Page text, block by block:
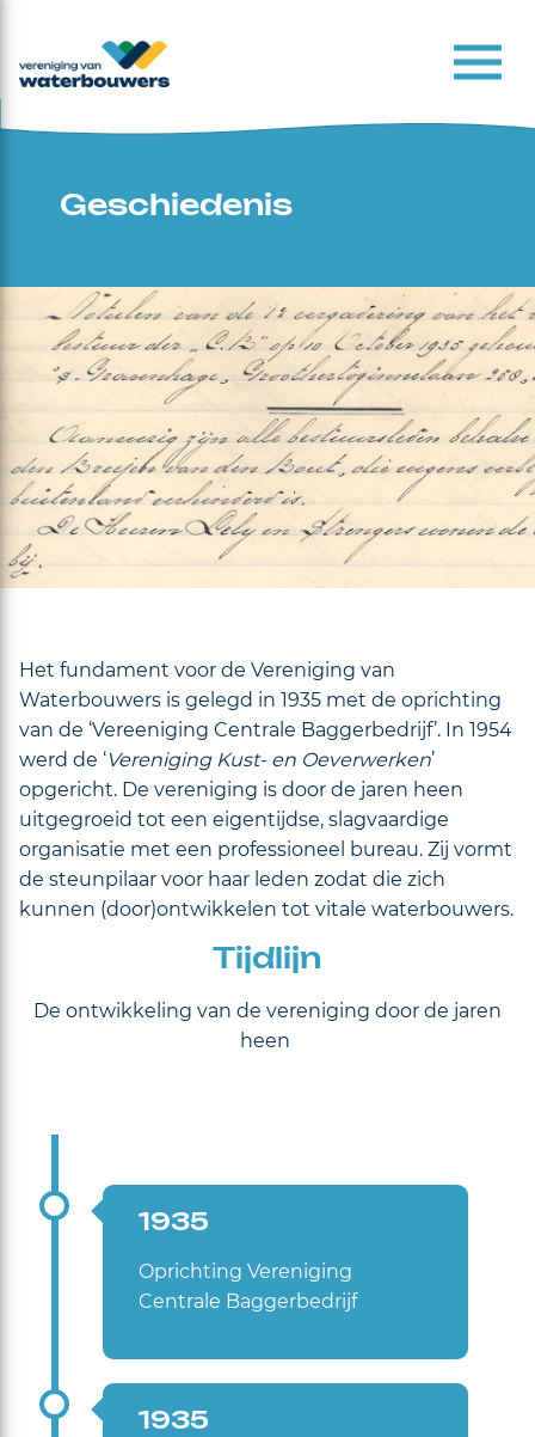
Geschiedenis
Het fundament voor de Vereniging van
Waterbouwers is gelegd in 1935 met de oprichting
van de ‘Vereeniging Centrale Baggerbedrijf’. In 1954
werd de ‘Vereniging Kust- en Oeverwerken’
opgericht. De vereniging is door de jaren heen
uitgegroeid tot een eigentijdse, slagvaardige
organisatie met een professioneel bureau. Zij vormt
de steunpilaar voor haar leden zodat die zich
kunnen (door)ontwikkelen tot vitale waterbouwers.
Tijdlijn
De ontwikkeling van de vereniging door de jaren
heen
1935
Oprichting Vereniging
Centrale Baggerbedrijf
1935